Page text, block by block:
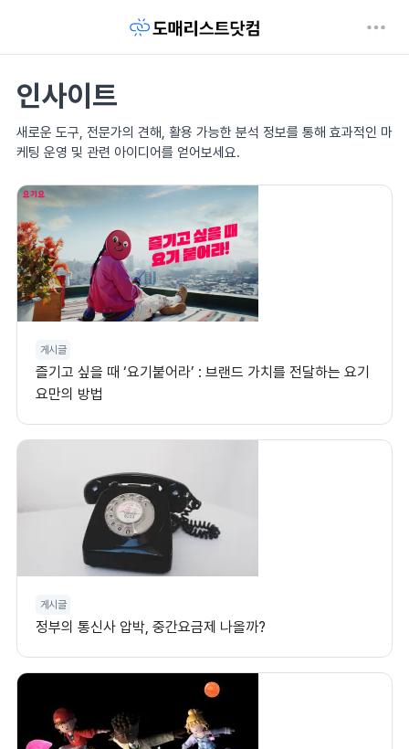
인사이트
새로운 도구, 전문가의 견해, 활용 가능한 분석 정보를 통해 효과적인 마
케팅 운영 및 관련 아이디어를 얻어보세요.
게시글
즐기고 싶을 때 ‘요기붙어라’ : 브랜드 가치를 전달하는 요기
요만의 방법
게시글
정부의 통신사 압박, 중간요금제 나올까?